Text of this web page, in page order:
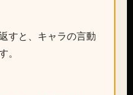
すと、キャラの言動
。